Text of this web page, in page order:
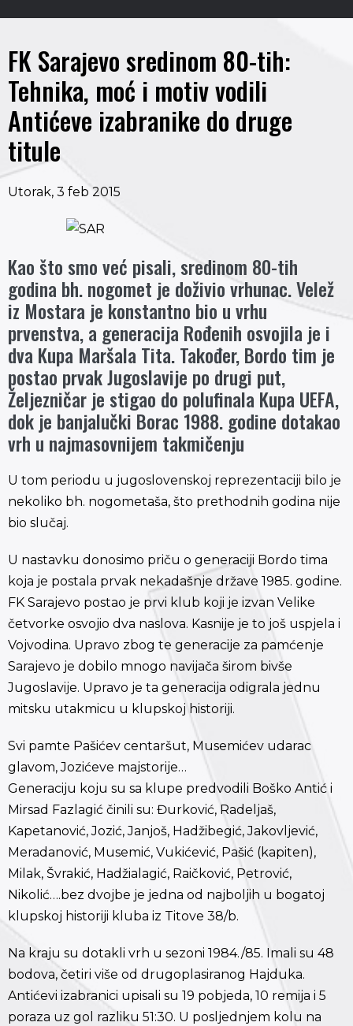
FK Sarajevo sredinom 80-tih:
Tehnika, moć i motiv vodili
Antićeve izabranike do druge
titule
Utorak, 3 feb 2015
Kao što smo već pisali, sredinom 80-tih
godina bh. nogomet je doživio vrhunac. Velež
iz Mostara je konstantno bio u vrhu
prvenstva, a generacija Rođenih osvojila je i
dva Kupa Maršala Tita. Također, Bordo tim je
postao prvak Jugoslavije po drugi put,
Željezničar je stigao do polufinala Kupa UEFA,
dok je banjalučki Borac 1988. godine dotakao
vrh u najmasovnijem takmičenju
U tom periodu u jugoslovenskoj reprezentaciji bilo je
nekoliko bh. nogometaša, što prethodnih godina nije
bio slučaj.
U nastavku donosimo priču o generaciji Bordo tima
koja je postala prvak nekadašnje države 1985. godine.
FK Sarajevo postao je prvi klub koji je izvan Velike
četvorke osvojio dva naslova. Kasnije je to još uspjela i
Vojvodina. Upravo zbog te generacije za pamćenje
Sarajevo je dobilo mnogo navijača širom bivše
Jugoslavije. Upravo je ta generacija odigrala jednu
mitsku utakmicu u klupskoj historiji.
Svi pamte Pašićev centaršut, Musemićev udarac
glavom, Jozićeve majstorije…
Generaciju koju su sa klupe predvodili Boško Antić i
Mirsad Fazlagić činili su: Đurković, Radeljaš,
Kapetanović, Jozić, Janjoš, Hadžibegić, Jakovljević,
Meradanović, Musemić, Vukićević, Pašić (kapiten),
Milak, Švrakić, Hadžialagić, Raičković, Petrović,
Nikolić….bez dvojbe je jedna od najboljih u bogatoj
klupskoj historiji kluba iz Titove 38/b.
Na kraju su dotakli vrh u sezoni 1984./85. Imali su 48
bodova, četiri više od drugoplasiranog Hajduka.
Antićevi izabranici upisali su 19 pobjeda, 10 remija i 5
poraza uz gol razliku 51:30. U posljednjem kolu na